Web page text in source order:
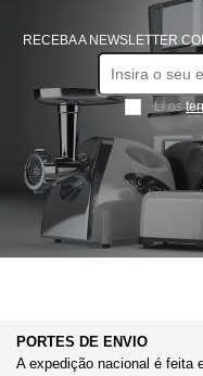
RECEBA A NEWSLETTER
Li os
PORTES DE ENVIO
A expedição nacional é feita